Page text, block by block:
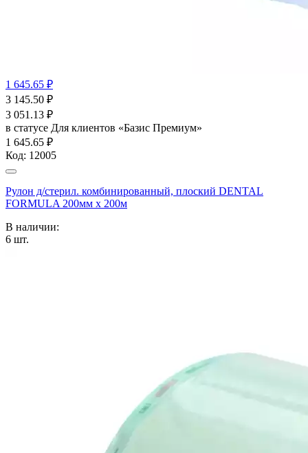
1 645.65 ₽
3 145.50 ₽
3 051.13 ₽
в статусе Для клиентов «Базис Премиум»
1 645.65 ₽
Код: 12005
Рулон д/стерил. комбинированный, плоский DENTAL
FORMULA 200мм х 200м
В наличии:
6 шт.